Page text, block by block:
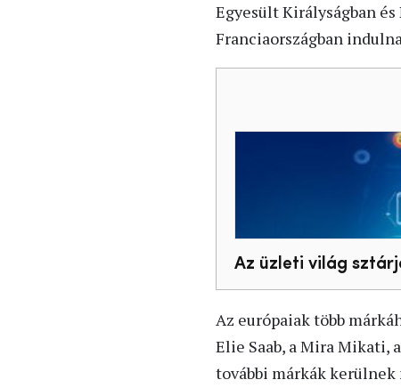
Egyesült Királyságban
Franciaországban
Az üzleti világ
Az európaiak több
Elie Saab, a Mira Mikati,
további márkák